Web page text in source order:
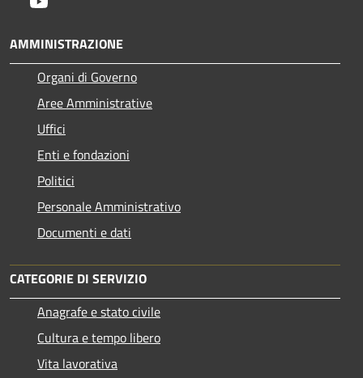
AMMINISTRAZIONE
Organi di Governo
Aree Amministrative
Uffici
Enti e fondazioni
Politici
Personale Amministrativo
Documenti e dati
CATEGORIE DI SERVIZIO
Anagrafe e stato civile
Cultura e tempo libero
Vita lavorativa